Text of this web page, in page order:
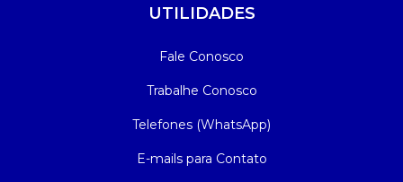
UTILIDADES
Fale Conosco
Trabalhe Conosco
Telefones (WhatsApp)
E-mails para Contato